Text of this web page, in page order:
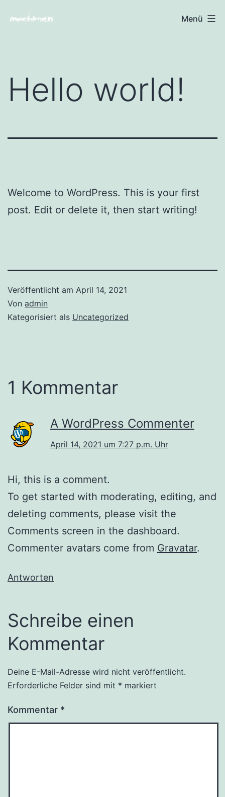
Inhalt
Mischwald
Menü
Hello world!
Welcome to WordPress. This is your first
post. Edit or delete it, then start writing!
Veröffentlicht am April 14, 2021
Von admin
Kategorisiert als Uncategorized
1 Kommentar
A WordPress Commenter
April 14, 2021 um 7:27 p.m. Uhr
Hi, this is a comment.
To get started with moderating, editing, and
deleting comments, please visit the
Comments screen in the dashboard.
Commenter avatars come from Gravatar.
Antworten
Schreibe einen
Kommentar
Deine E-Mail-Adresse wird nicht veröffentlicht.
Erforderliche Felder sind mit * markiert
Kommentar *